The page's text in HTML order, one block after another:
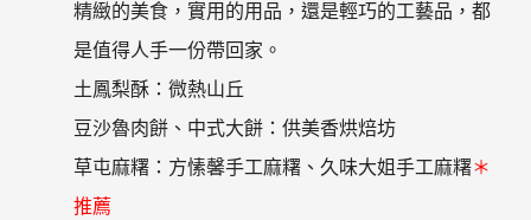
精緻的美食，實用的用品，還是輕巧的工藝品，都
是值得人手一份帶回家。
土鳳梨酥：微熱山丘
豆沙魯肉餅、中式大餅：供美香烘焙坊
草屯麻糬：方愫馨手工麻糬、久味大姐手工麻糬＊
推薦